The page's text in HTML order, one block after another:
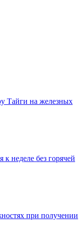
Тайги на железных
неделе без горячей
при получении